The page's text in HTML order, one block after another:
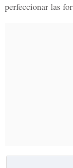
perfeccionar las